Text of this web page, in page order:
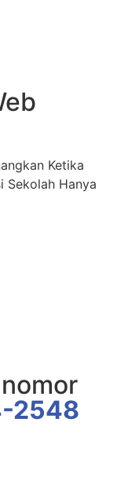
Ketika
Sekolah Hanya
2548